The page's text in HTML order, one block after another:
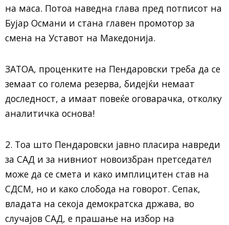
на маса. Потоа наведна глава пред потписот на
Бујар Османи и стана главен промотор за
смена на Уставот на Македонија.
ЗАТОА, проценките на Пендаровски треба да се
земаат со голема резерва, бидејќи немаат
доследност, а имаат повеќе оговарачка, отколку
аналитичка основа!
2. Тоа што Пендаровски јавно пласира навреди
за САД и за нивниот новоизбран претседател
може да се смета и како имплицитен став на
СДСМ, но и како слобода на говорот. Сепак,
владата на секоја демократска држава, во
случајов САД, е прашање на избор на